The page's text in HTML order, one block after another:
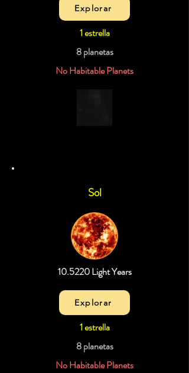
Explorar
1 estrella
8 planetas
No Habitable Planets
Sol
10.5220 Light Years
Explorar
1 estrella
8 planetas
No Habitable Planets